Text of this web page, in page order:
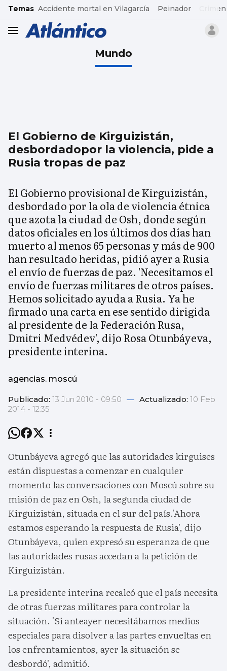
common.go-to-content
Temas Accidente mortal en Vilagarcía Peinador
header.menu.open
Mundo
El Gobierno de Kirguizistán,
desbordadopor la violencia, pide a
Rusia tropas de paz
El Gobierno provisional de Kirguizistán,
desbordado por la ola de violencia étnica
que azota la ciudad de Osh, donde según
datos oficiales en los últimos dos días han
muerto al menos 65 personas y más de 900
han resultado heridas, pidió ayer a Rusia
el envío de fuerzas de paz. 'Necesitamos el
envío de fuerzas militares de otros países.
Hemos solicitado ayuda a Rusia. Ya he
firmado una carta en ese sentido dirigida
al presidente de la Federación Rusa,
Dmitri Medvédev', dijo Rosa Otunbáyeva,
presidente interina.
agencias. moscú
Publicado: 13 Jun 2010 - 09:50 — Actualizado: 10 Feb
2014 - 12:35
Otunbáyeva agregó que las autoridades kirguises
están dispuestas a comenzar en cualquier
momento las conversaciones con Moscú sobre su
misión de paz en Osh, la segunda ciudad de
Kirguizistán, situada en el sur del país.'Ahora
estamos esperando la respuesta de Rusia', dijo
Otunbáyeva, quien expresó su esperanza de que
las autoridades rusas accedan a la petición de
Kirguizistán.
La presidente interina recalcó que el país necesita
de otras fuerzas militares para controlar la
situación. 'Si anteayer necesitábamos medios
especiales para disolver a las partes envueltas en
los enfrentamientos, ayer la situación se
desbordó', admitió.